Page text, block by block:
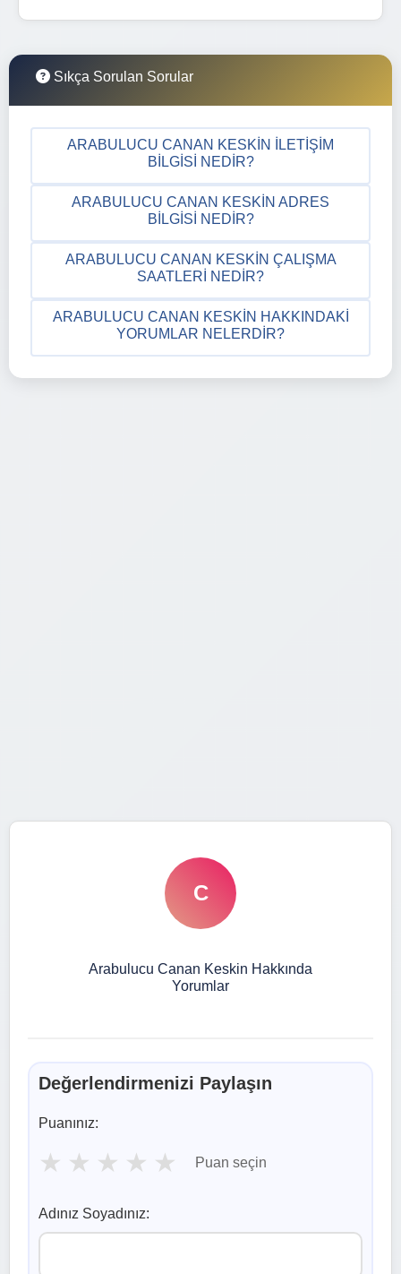
Sıkça Sorulan Sorular
ARABULUCU CANAN KESKIN İLETIŞIM
BILGISI NEDIR?
ARABULUCU CANAN KESKIN ADRES
BILGISI NEDIR?
ARABULUCU CANAN KESKIN ÇALIŞMA
SAATLERI NEDIR?
ARABULUCU CANAN KESKIN HAKKINDAKI
YORUMLAR NELERDIR?
C
Arabulucu Canan Keskin Hakkında
Yorumlar
Değerlendirmenizi Paylaşın
Puanınız:
★ ★ ★ ★ ★ Puan seçin
Adınız Soyadınız: